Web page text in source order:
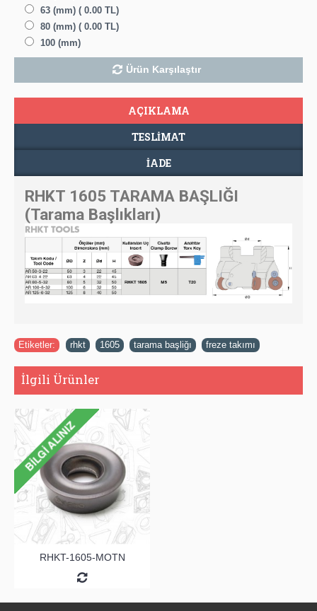
63 (mm) ( 0.00 TL)
80 (mm) ( 0.00 TL)
100 (mm)
Ürün Karşılaştır
AÇIKLAMA
TESLIMAT
İADE
RHKT 1605 TARAMA BAŞLIĞI
(Tarama Başlıkları)
Etiketler: rhkt 1605 tarama başliğı freze takımı
İlgili Ürünler
RHKT-1605-MOTN